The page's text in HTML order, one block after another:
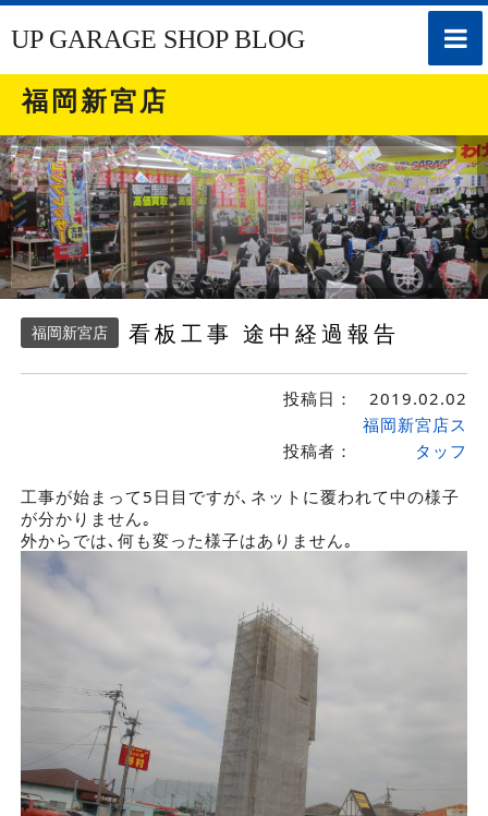
toggle
UP GARAGE SHOP BLOG
福岡新宮店
福岡新宮店 看板工事 途中経過報告
投稿日： 2019.02.02
投稿者：
福岡新宮店ス
タッフ
工事が始まって5日目ですが､ネットに覆われて中の様子
が分かりません｡
外からでは､何も変った様子はありません｡